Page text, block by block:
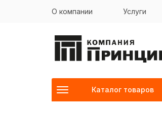
О компании Услуги
Каталог товаров